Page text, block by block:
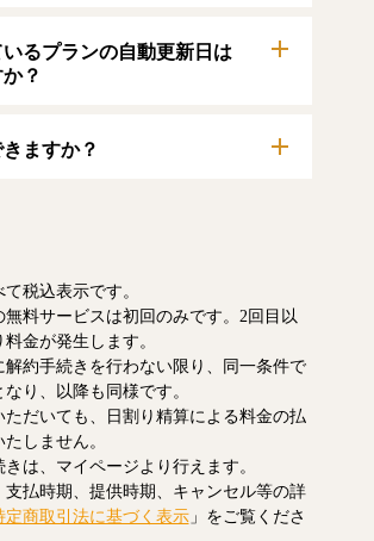
トカード】
るプランの自動更新日は
？
期間は、マイページにてご確認い
ますか？
いただけます。なお、日割り清算
税込表示です。
無料サービスは初回のみです。2回目以
金が発生します。
解約手続きを行わない限り、同一条件で
なり、以降も同様です。
ただいても、日割り精算による料金の払
しません。
きは、マイページより行えます。
支払時期、提供時期、キャンセル等の詳
定商取引法に基づく表示」をご覧くださ